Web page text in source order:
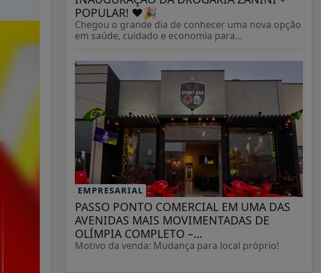
POPULAR! ❤️🎉
Chegou o grande dia de conhecer uma nova opção
em saúde, cuidado e economia para...
EMPRESARIAL
PASSO PONTO COMERCIAL EM UMA DAS
AVENIDAS MAIS MOVIMENTADAS DE
OLÍMPIA COMPLETO –...
Motivo da venda: Mudança para local próprio!